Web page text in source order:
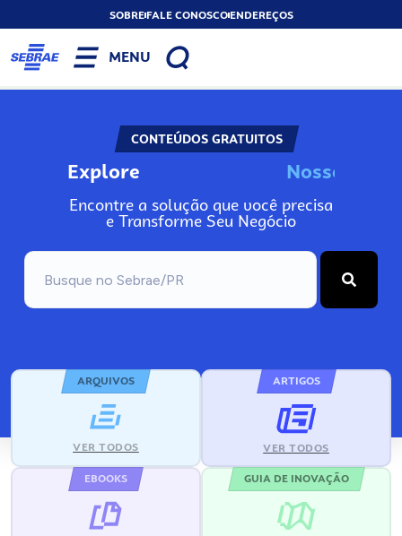
SOBREFALE CONOSCOENDEREÇOS
MENU
CONTEÚDOS GRATUITOS
Explore Nosso
Encontre a solução que você precisa
e Transforme Seu Negócio
ARQUIVOS
VER TODOS
ARTIGOS
VER TODOS
EBOOKS GUIA DE INOVAÇÃO